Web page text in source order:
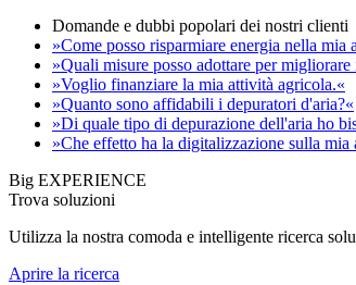
Domande e dubbi popolari dei nostri clienti
»Come posso risparmiare energia nella mia
»Quali misure posso adottare per
»Voglio finanziare la mia attività agricola.«
»Quanto sono affidabili i depuratori d'aria?«
»Di quale tipo di depurazione dell'aria ho
»Che effetto ha la digitalizzazione sulla mia
Big EXPERIENCE
Trova soluzioni
Utilizza la nostra comoda e intelligente ricerca
Aprire la ricerca